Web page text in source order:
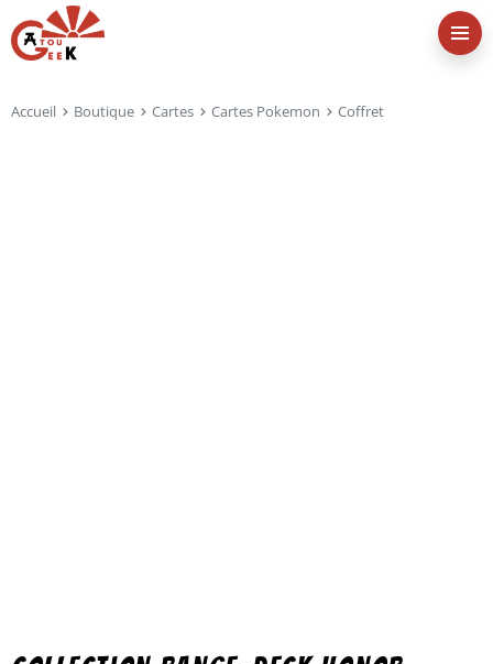
Accueil Boutique Cartes Cartes Pokemon Coffret